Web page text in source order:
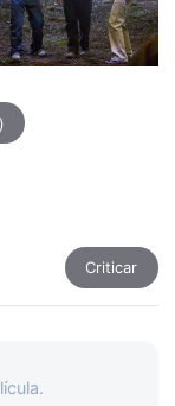
Criticar